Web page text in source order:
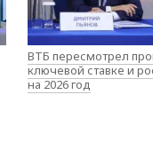
ВТБ пересмотрел
ключевой ставке и
на 2026 год